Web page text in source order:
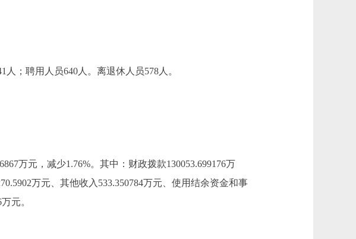
；聘用人员640人。离退休人员578人。
万元，减少1.76%。其中：财政拨款130053.699176万
万元、其他收入533.350784万元、使用结余资金和事
元。